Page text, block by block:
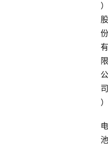
）
股
份
有
限
公
司
）
电
池